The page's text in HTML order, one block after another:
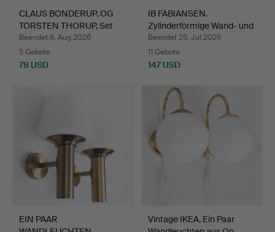
CLAUS BONDERUP. OG
TORSTEN THORUP, Set
mit…
Beendet 6. Aug 2026
5 Gebote
78 USD
IB FABIANSEN.
Zylinderförmige Wand- und
De…
Beendet 25. Jul 2026
11 Gebote
147 USD
EIN PAAR
Vintage IKEA. Ein Paar